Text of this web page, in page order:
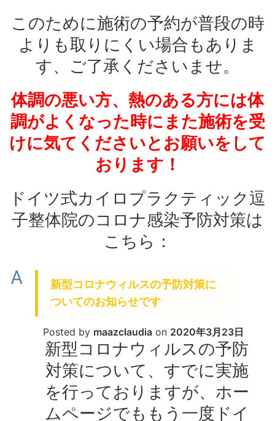
このために施術の予約が普段の時
よりも取りにくい場合もありま
す、ご了承くださいませ。
体調の悪い方、熱のある方には体
調がよくなった時にまた施術を受
けに気てくださいとお願いをして
おります！
ドイツ式カイロプラクティック逗
子整体院のコロナ感染予防対策は
こちら：
A
新型コロナウィルスの予防対策に
ついてのお知らせです
Posted by maazclaudia on 2020年3月23日
新型コロナウィルスの予防
対策について、すでに実施
を行っておりますが、ホー
ムページでももう一度ドイ